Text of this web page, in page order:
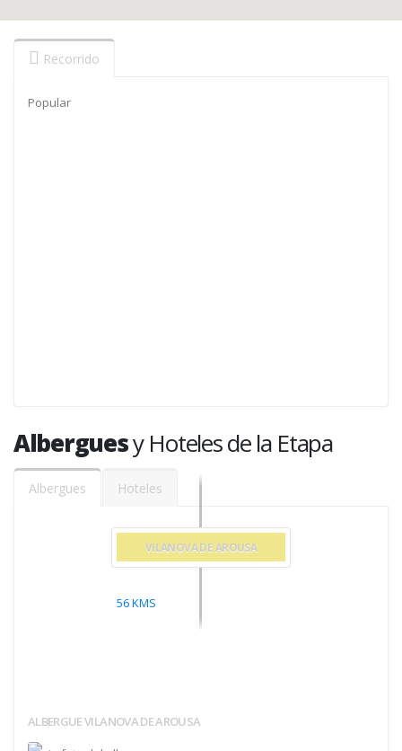
Recorrido
Popular
Alberguesy Hoteles de la Etapa
Albergues Hoteles
VILANOVA DE AROUSA
56KMS
ALBERGUE VILANOVA DE AROUSA